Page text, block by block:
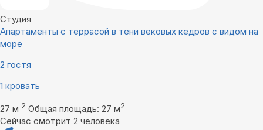
Студия
Апартаменты с террасой в тени вековых кедров с видом на
море
2 гостя
1 кровать
27 м 2 Общая площадь: 27 м2
Сейчас смотрит 2 человека